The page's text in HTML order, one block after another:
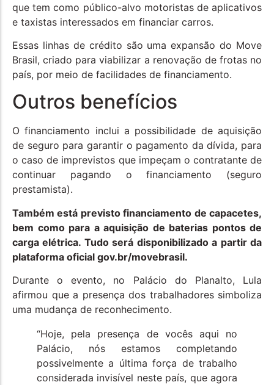
que tem como público-alvo motoristas de aplicativos
e taxistas interessados em financiar carros.
Essas linhas de crédito são uma expansão do Move
Brasil, criado para viabilizar a renovação de frotas no
país, por meio de facilidades de financiamento.
Outros benefícios
O financiamento inclui a possibilidade de aquisição
de seguro para garantir o pagamento da dívida, para
o caso de imprevistos que impeçam o contratante de
continuar pagando o financiamento (seguro
prestamista).
Também está previsto financiamento de capacetes,
bem como para a aquisição de baterias pontos de
carga elétrica. Tudo será disponibilizado a partir da
plataforma oficial gov.br/movebrasil.
Durante o evento, no Palácio do Planalto, Lula
afirmou que a presença dos trabalhadores simboliza
uma mudança de reconhecimento.
“Hoje, pela presença de vocês aqui no
Palácio, nós estamos completando
possivelmente a última força de trabalho
considerada invisível neste país, que agora